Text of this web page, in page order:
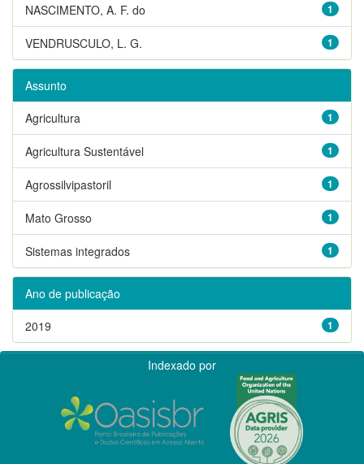
1
NASCIMENTO, A. F. do
1
VENDRUSCULO, L. G.
Assunto
1
Agricultura
1
Agricultura Sustentável
1
Agrossilvipastoril
1
Mato Grosso
1
Sistemas integrados
Ano de publicação
1
2019
Indexado por